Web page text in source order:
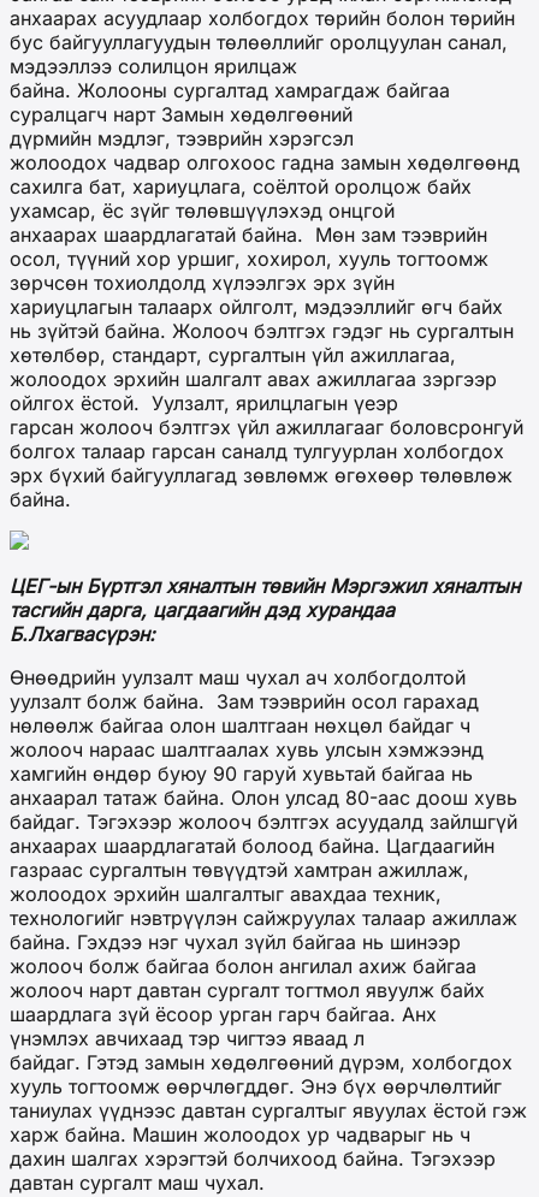
анхаарах асуудлаар холбогдох төрийн болон төрийн
бус байгууллагуудын төлөөллийг оролцуулан санал,
мэдээллээ солилцон ярилцаж
байна. Жолооны сургалтад хамрагдаж байгаа
суралцагч нарт Замын хөдөлгөөний
дүрмийн мэдлэг, тээврийн хэрэгсэл
жолоодох чадвар олгохоос гадна замын хөдөлгөөнд
сахилга бат, хариуцлага, соёлтой оролцож байх
ухамсар, ёс зүйг төлөвшүүлэхэд онцгой
анхаарах шаардлагатай байна. Мөн зам тээврийн
осол, түүний хор уршиг, хохирол, хууль тогтоомж
зөрчсөн тохиолдолд хүлээлгэх эрх зүйн
хариуцлагын талаарх ойлголт, мэдээллийг өгч байх
нь зүйтэй байна. Жолооч бэлтгэх гэдэг нь сургалтын
хөтөлбөр, стандарт, сургалтын үйл ажиллагаа,
жолоодох эрхийн шалгалт авах ажиллагаа зэргээр
ойлгох ёстой. Уулзалт, ярилцлагын үеэр
гарсан жолооч бэлтгэх үйл ажиллагааг боловсронгуй
болгох талаар гарсан саналд тулгуурлан холбогдох
эрх бүхий байгууллагад зөвлөмж өгөхөөр төлөвлөж
байна.
ЦЕГ-ын Бүртгэл хяналтын төвийн Мэргэжил хяналтын
тасгийн дарга, цагдаагийн дэд хурандаа
Б.Лхагвасүрэн:
Өнөөдрийн уулзалт маш чухал ач холбогдолтой
уулзалт болж байна. Зам тээврийн осол гарахад
нөлөөлж байгаа олон шалтгаан нөхцөл байдаг ч
жолооч нараас шалтгаалах хувь улсын хэмжээнд
хамгийн өндөр буюу 90 гаруй хувьтай байгаа нь
анхаарал татаж байна. Олон улсад 80-аас доош хувь
байдаг. Тэгэхээр жолооч бэлтгэх асуудалд зайлшгүй
анхаарах шаардлагатай болоод байна. Цагдаагийн
газраас сургалтын төвүүдтэй хамтран ажиллаж,
жолоодох эрхийн шалгалтыг авахдаа техник,
технологийг нэвтрүүлэн сайжруулах талаар ажиллаж
байна. Гэхдээ нэг чухал зүйл байгаа нь шинээр
жолооч болж байгаа болон ангилал ахиж байгаа
жолооч нарт давтан сургалт тогтмол явуулж байх
шаардлага зүй ёсоор урган гарч байгаа. Анх
үнэмлэх авчихаад тэр чигтээ яваад л
байдаг. Гэтэд замын хөдөлгөөний дүрэм, холбогдох
хууль тогтоомж өөрчлөгддөг. Энэ бүх өөрчлөлтийг
таниулах үүднээс давтан сургалтыг явуулах ёстой гэж
харж байна. Машин жолоодох ур чадварыг нь ч
дахин шалгах хэрэгтэй болчихоод байна. Тэгэхээр
давтан сургалт маш чухал.